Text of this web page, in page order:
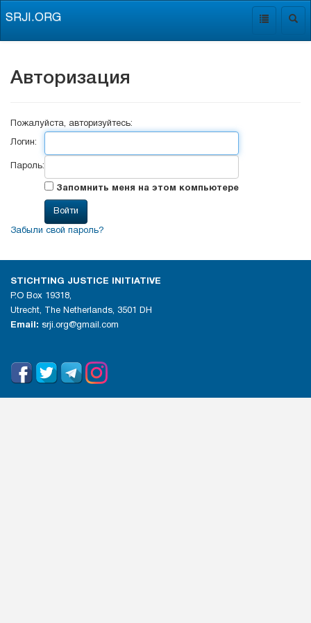
Toggle
SRJI.ORG
Авторизация
Пожалуйста, авторизуйтесь:
Логин:
Пароль:
Запомнить меня на этом компьютере
Забыли свой пароль?
STICHTING JUSTICE INITIATIVE
P.O Box 19318,
Utrecht, The Netherlands, 3501 DH
Email: srji.org@gmail.com